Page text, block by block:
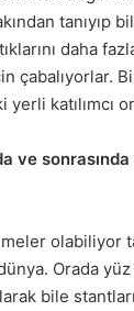
tanıyıp
daha
çabalıyorlar.
katılımcı
ve
olabiliyor
Orada yüz
bile